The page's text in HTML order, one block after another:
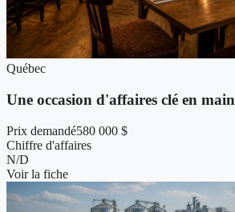
Québec
Une occasion d'affaires clé en main
Prix demandé580 000 $
Chiffre d'affaires
N/D
Voir la fiche